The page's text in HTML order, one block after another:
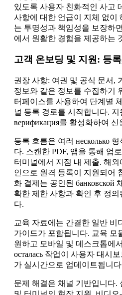
있도록 사용자 친화적인 사고
사항에 대한 언급이 지체 없이
는 투명성과 책임성을 보장하
에서 원활한 경험을 제공하는
고객 온보딩 및 지원: 등
권장 사항: 여권 및 공식 문서,
정보와 같은 정보를 수집하기
터페이스를 사용하여 단계별
널 등록 경로를 시작합니다. 지
верификация를 활성화하여
등록 흐름은 여러 несколько
다. 스캔한 PDF, 앱을 통해 업
터미널에서 지점 내 제출. 해
인으로 원격 등록이 지원되어
화 결제는 공인된 банковской
확한 제한 사항과 확인 후 정의
다.
교육 자료에는 간결한 일반 비
가이드가 포함됩니다. 교육 모
원하고 모바일 및 데스크톱에
осталась 작업이 사용자 대시
가 실시간으로 업데이트됩니
문제 해결은 채널 기반입니다.